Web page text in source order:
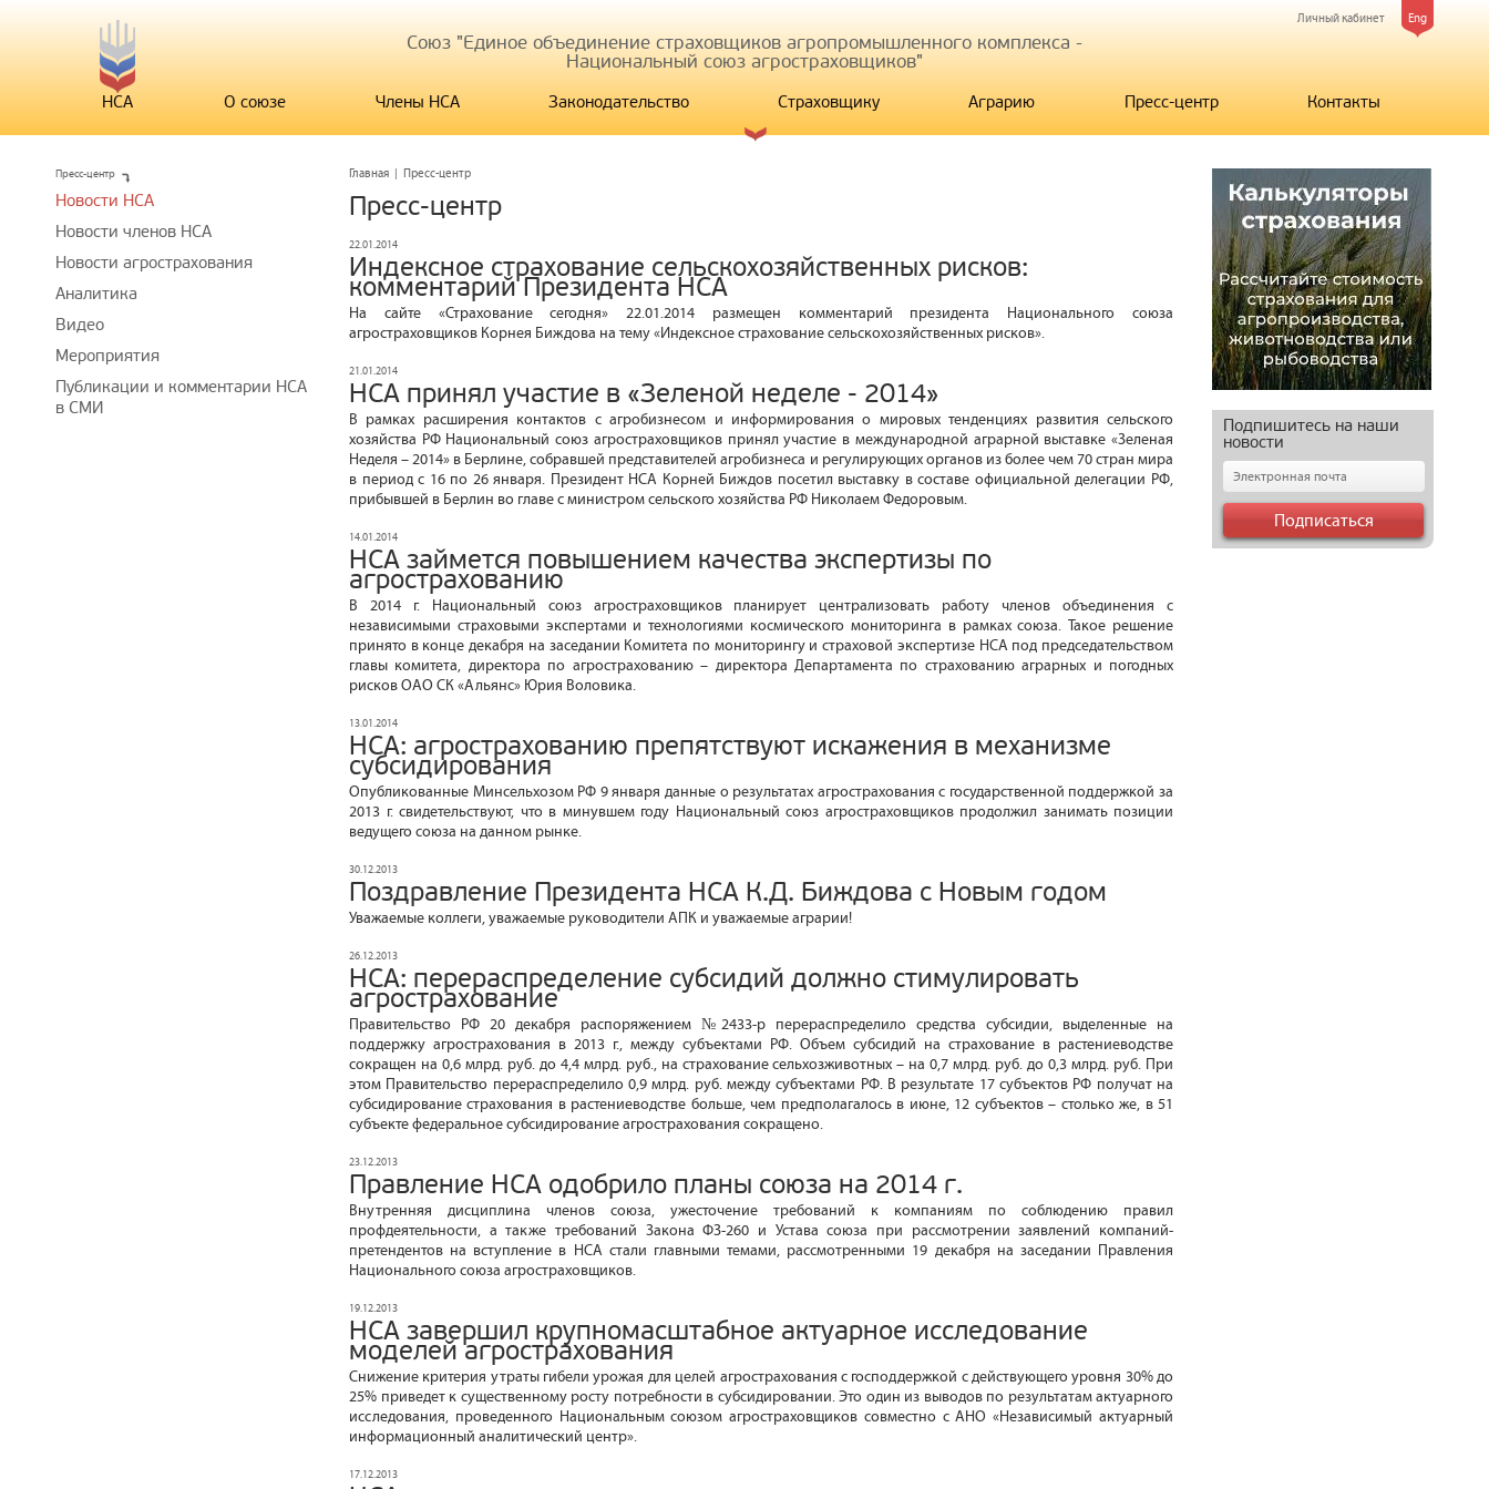
Eng
Личный кабинет
Союз "Единое объединение страховщиков агропромышленного комплекса -
Национальный союз агростраховщиков"
НСА О союзе Члены НСА Законодательство Страховщику Аграрию Пресс-центр Контакты
Главная | Пресс-центр
Пресс-центр
22.01.2014
Индексное страхование сельскохозяйственных рисков:
комментарий Президента НСА
На сайте «Страхование сегодня» 22.01.2014 размещен комментарий президента Национального союза
агростраховщиков Корнея Биждова на тему «Индексное страхование сельскохозяйственных рисков».
21.01.2014
НСА принял участие в «Зеленой неделе - 2014»
В рамках расширения контактов с агробизнесом и информирования о мировых тенденциях развития сельского
хозяйства РФ Национальный союз агростраховщиков принял участие в международной аграрной выставке «Зеленая
Неделя – 2014» в Берлине, собравшей представителей агробизнеса и регулирующих органов из более чем 70 стран мира
в период с 16 по 26 января. Президент НСА Корней Биждов посетил выставку в составе официальной делегации РФ,
прибывшей в Берлин во главе с министром сельского хозяйства РФ Николаем Федоровым.
14.01.2014
НСА займется повышением качества экспертизы по
агрострахованию
В 2014 г. Национальный союз агростраховщиков планирует централизовать работу членов объединения с
независимыми страховыми экспертами и технологиями космического мониторинга в рамках союза. Такое решение
принято в конце декабря на заседании Комитета по мониторингу и страховой экспертизе НСА под председательством
главы комитета, директора по агрострахованию – директора Департамента по страхованию аграрных и погодных
рисков ОАО СК «Альянс» Юрия Воловика.
13.01.2014
НСА: агрострахованию препятствуют искажения в механизме
субсидирования
Опубликованные Минсельхозом РФ 9 января данные о результатах агрострахования с государственной поддержкой за
2013 г. свидетельствуют, что в минувшем году Национальный союз агростраховщиков продолжил занимать позиции
ведущего союза на данном рынке.
30.12.2013
Поздравление Президента НСА К.Д. Биждова с Новым годом
Уважаемые коллеги, уважаемые руководители АПК и уважаемые аграрии!
26.12.2013
НСА: перераспределение субсидий должно стимулировать
агрострахование
Правительство РФ 20 декабря распоряжением №2433-р перераспределило средства субсидии, выделенные на
поддержку агрострахования в 2013 г., между субъектами РФ. Объем субсидий на страхование в растениеводстве
сокращен на 0,6 млрд. руб. до 4,4 млрд. руб., на страхование сельхозживотных – на 0,7 млрд. руб. до 0,3 млрд. руб. При
этом Правительство перераспределило 0,9 млрд. руб. между субъектами РФ. В результате 17 субъектов РФ получат на
субсидирование страхования в растениеводстве больше, чем предполагалось в июне, 12 субъектов – столько же, в 51
субъекте федеральное субсидирование агрострахования сокращено.
23.12.2013
Правление НСА одобрило планы союза на 2014 г.
Внутренняя дисциплина членов союза, ужесточение требований к компаниям по соблюдению правил
профдеятельности, а также требований Закона ФЗ-260 и Устава союза при рассмотрении заявлений компаний-
претендентов на вступление в НСА стали главными темами, рассмотренными 19 декабря на заседании Правления
Национального союза агростраховщиков.
19.12.2013
НСА завершил крупномасштабное актуарное исследование
моделей агрострахования
Снижение критерия утраты гибели урожая для целей агрострахования с господдержкой с действующего уровня 30% до
25% приведет к существенному росту потребности в субсидировании. Это один из выводов по результатам актуарного
исследования, проведенного Национальным союзом агростраховщиков совместно с АНО «Независимый актуарный
информационный аналитический центр».
17.12.2013
Пресс-центр
Новости НСА
Новости членов НСА
Новости агрострахования
Аналитика
Видео
Мероприятия
Публикации и комментарии НСА
в СМИ
Подпишитесь на наши
новости